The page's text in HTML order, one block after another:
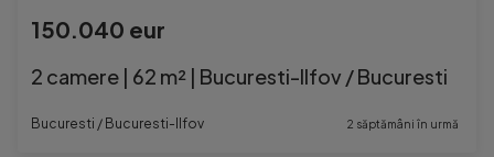
150.040 eur
2 camere | 62 m² | Bucuresti-Ilfov / Bucuresti
Bucuresti / Bucuresti-Ilfov 2 săptămâni în urmă